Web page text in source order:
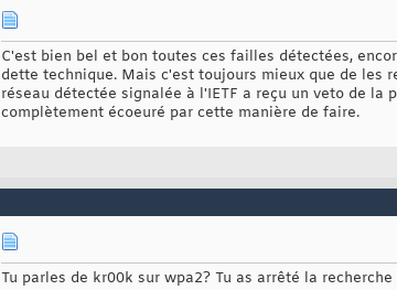
C'est bien bel et bon toutes ces failles détectées,
dette technique. Mais c'est toujours mieux que de les
réseau détectée signalée à l'IETF a reçu un veto de la
complètement écoeuré par cette manière de faire.
Tu parles de kr00k sur wpa2? Tu as arrêté la